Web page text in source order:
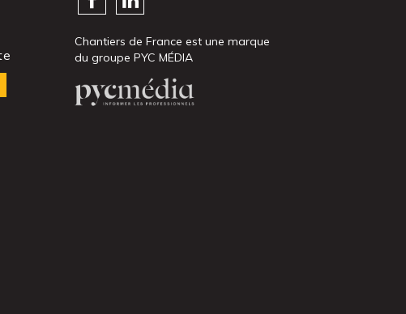
Chantiers de France est une marque
du groupe PYC MÉDIA